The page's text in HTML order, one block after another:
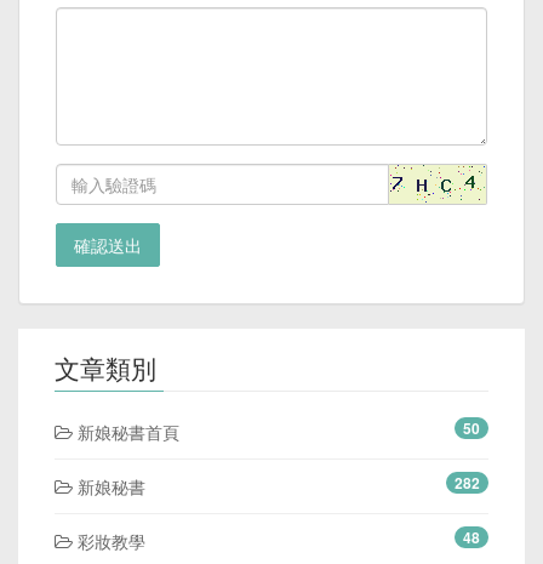
確認送出
文章類別
新娘秘書首頁 50
新娘秘書 282
彩妝教學 48